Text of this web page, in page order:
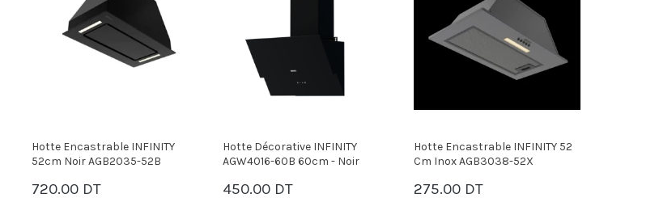
Hotte Décorative INFINITY
AGW4016-60B 60cm - Noir
450.00 DT
PANIER
Hotte Encastrable INFINITY 52
Cm Inox AGB3038-52X
275.00 DT
PANIER
Hotte Encastrable PREMIUM
Riva - 80 Cm - Noir
375.00 DT
PANIER